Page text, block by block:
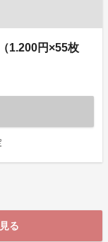
1.200円×55枚
る